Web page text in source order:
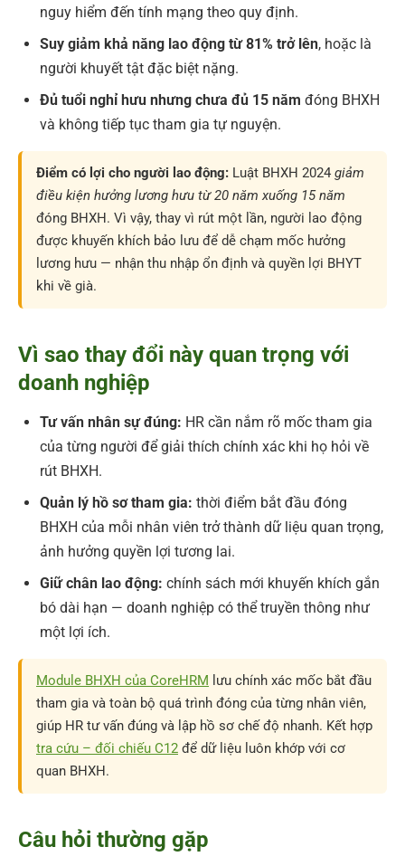
nguy hiểm đến tính mạng theo quy định.
Suy giảm khả năng lao động từ 81% trở lên, hoặc là
người khuyết tật đặc biệt nặng.
Đủ tuổi nghỉ hưu nhưng chưa đủ 15 năm đóng BHXH
và không tiếp tục tham gia tự nguyện.
Điểm có lợi cho người lao động: Luật BHXH 2024 giảm
điều kiện hưởng lương hưu từ 20 năm xuống 15 năm
đóng BHXH. Vì vậy, thay vì rút một lần, người lao động
được khuyến khích bảo lưu để dễ chạm mốc hưởng
lương hưu — nhận thu nhập ổn định và quyền lợi BHYT
khi về già.
Vì sao thay đổi này quan trọng với
doanh nghiệp
Tư vấn nhân sự đúng: HR cần nắm rõ mốc tham gia
của từng người để giải thích chính xác khi họ hỏi về
rút BHXH.
Quản lý hồ sơ tham gia: thời điểm bắt đầu đóng
BHXH của mỗi nhân viên trở thành dữ liệu quan trọng,
ảnh hưởng quyền lợi tương lai.
Giữ chân lao động: chính sách mới khuyến khích gắn
bó dài hạn — doanh nghiệp có thể truyền thông như
một lợi ích.
Module BHXH của CoreHRM lưu chính xác mốc bắt đầu
tham gia và toàn bộ quá trình đóng của từng nhân viên,
giúp HR tư vấn đúng và lập hồ sơ chế độ nhanh. Kết hợp
tra cứu – đối chiếu C12 để dữ liệu luôn khớp với cơ
quan BHXH.
Câu hỏi thường gặp